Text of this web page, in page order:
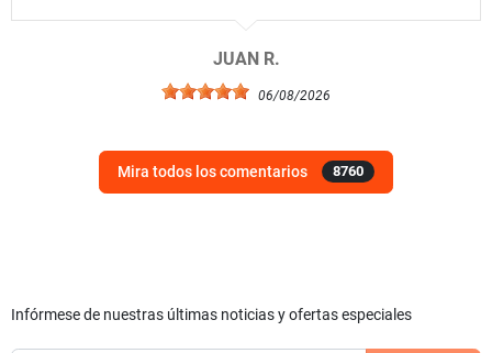
JUAN R.
06/08/2026
Mira todos los comentarios 8760
Infórmese de nuestras últimas noticias y ofertas especiales